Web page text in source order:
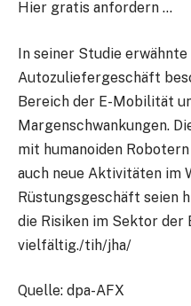
Hier gratis anfordern …
In seiner Studie erwähnte
Autozuliefergeschäft
Bereich der E-Mobilität
Margenschwankungen.
mit humanoiden
auch neue Aktivitäten im
Rüstungsgeschäft seien
die Risiken im Sektor
vielfältig./tih/jha/
Quelle: dpa-AFX